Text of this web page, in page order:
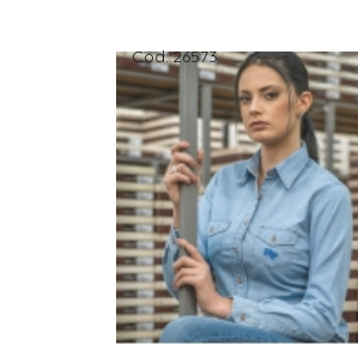
Cod.:26573